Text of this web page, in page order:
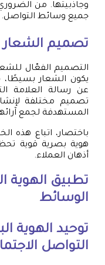
وجاذبيتها. من
جميع وسائط التواصل.
تصميم الشعار
التصميم الفعّال
يكون الشعار بسيطًا،
عن رسالة العلامة
تصميم مختلفة
المستهدفة لجمع
باختصار، اتباع هذه
هوية بصرية قوية
أذهان العملاء.
تطبيق الهوية
الوسائط
توحيد الهوية
التواصل